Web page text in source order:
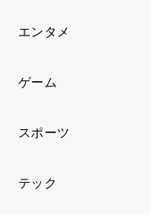
エンタメ
ゲーム
スポーツ
テック